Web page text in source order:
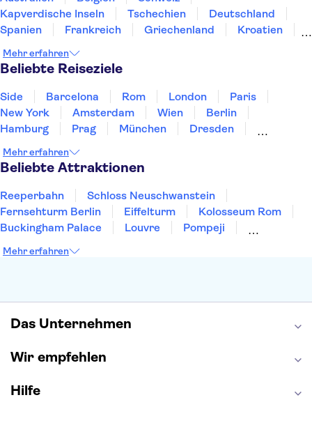
Kapverdische Inseln
Tschechien
Deutschland
Spanien
Frankreich Griechenland
Kroatien
Norwegen
Polen
Mehr erfahren
Beliebte Reiseziele
Side Barcelona Rom London
Paris
New York
Amsterdam Wien
Berlin
Hamburg
Prag München
Dresden
Heidelberg
Bremen
Mehr erfahren
Beliebte Attraktionen
Reeperbahn
Schloss Neuschwanstein
Fernsehturm Berlin
Eiffelturm
Kolosseum Rom
Buckingham Palace
Louvre
Pompeji
Moulin Rouge
Mehr erfahren
Das Unternehmen
Wir empfehlen
Hilfe